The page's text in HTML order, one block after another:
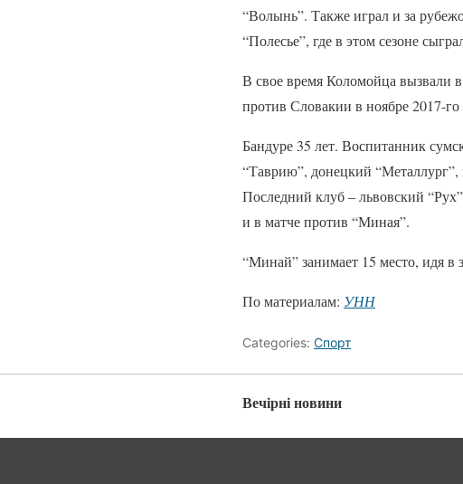
“Волынь”. Также играл и за
“Полесье”, где в этом сезоне
В свое время Коломойца вызвали
против Словакии в ноябре 2017-го
Бандуре 35 лет. Воспитанник
“Таврию”, донецкий
Последний клуб – львовский
и в матче против “Миная”.
“Минай” занимает 15 место, идя
По материалам: УНН
Categories: Спорт
Вечірні новини